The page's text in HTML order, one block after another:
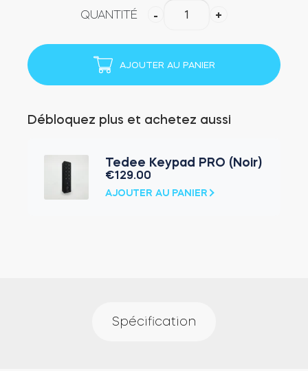
QUANTITÉ -
magnétique
argent
+
AJOUTER AU PANIER
Débloquez plus et achetez aussi
Tedee Keypad PRO (Noir)
€129.00
AJOUTER AU PANIER
Spécification